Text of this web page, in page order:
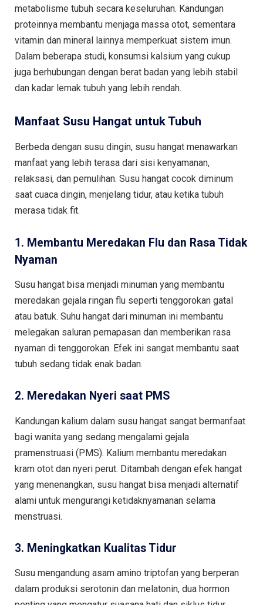
metabolisme tubuh secara keseluruhan. Kandungan
proteinnya membantu menjaga massa otot, sementara
vitamin dan mineral lainnya memperkuat sistem imun.
Dalam beberapa studi, konsumsi kalsium yang cukup
juga berhubungan dengan berat badan yang lebih stabil
dan kadar lemak tubuh yang lebih rendah.
Manfaat Susu Hangat untuk Tubuh
Berbeda dengan susu dingin, susu hangat menawarkan
manfaat yang lebih terasa dari sisi kenyamanan,
relaksasi, dan pemulihan. Susu hangat cocok diminum
saat cuaca dingin, menjelang tidur, atau ketika tubuh
merasa tidak fit.
1. Membantu Meredakan Flu dan Rasa Tidak
Nyaman
Susu hangat bisa menjadi minuman yang membantu
meredakan gejala ringan flu seperti tenggorokan gatal
atau batuk. Suhu hangat dari minuman ini membantu
melegakan saluran pernapasan dan memberikan rasa
nyaman di tenggorokan. Efek ini sangat membantu saat
tubuh sedang tidak enak badan.
2. Meredakan Nyeri saat PMS
Kandungan kalium dalam susu hangat sangat bermanfaat
bagi wanita yang sedang mengalami gejala
pramenstruasi (PMS). Kalium membantu meredakan
kram otot dan nyeri perut. Ditambah dengan efek hangat
yang menenangkan, susu hangat bisa menjadi alternatif
alami untuk mengurangi ketidaknyamanan selama
menstruasi.
3. Meningkatkan Kualitas Tidur
Susu mengandung asam amino triptofan yang berperan
dalam produksi serotonin dan melatonin, dua hormon